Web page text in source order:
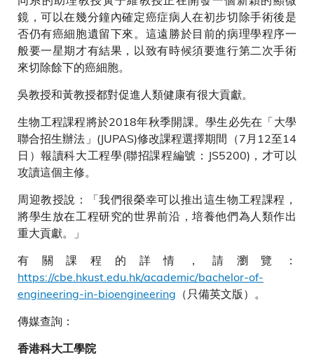
鏡，可以在幾分鐘內確定癌症病人在初步切除手術後是
否仍有癌細胞遺留下來。這遠勝於目前的病理學程序一
般要一星期才有結果，以致有時候須要進行第二次手術
來切除餘下的癌細胞。
吳教授和黃教授都對促進人類健康有很大貢獻。
生物工程課程將於2018年秋季開課。學生必先在「大學
聯合招生辦法」(JUPAS)修改課程選擇期間（7月12至14
日）報讀科大工程學(聯招課程編號：JS5200)，才可以
攻讀這個主修。
周迎教授說：「我們很榮幸可以推出這生物工程課程，
將學生放在工程研究的世界前沿，培養他們為人類作出
重大貢獻。」
有關課程的詳情，請瀏覽：
https://cbe.hkust.edu.hk/academic/bachelor-of-
engineering-in-bioengineering （只備英文版）。
傳媒查詢：
香港科大工學院